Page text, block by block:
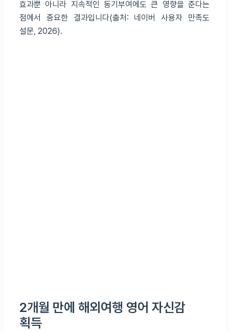
효과뿐 아니라 지속적인 동기부여에도 큰 영향을 준다는
점에서 중요한 결과입니다(출처: 네이버 사용자 만족도
설문, 2026).
2개월 만에 해외여행 영어 자신감
획득